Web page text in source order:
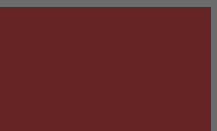
Akzeptieren